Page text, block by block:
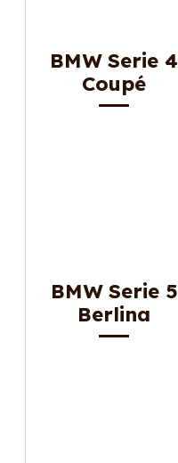
BMW Serie 4
Coupé
BMW Serie 5
Berlina